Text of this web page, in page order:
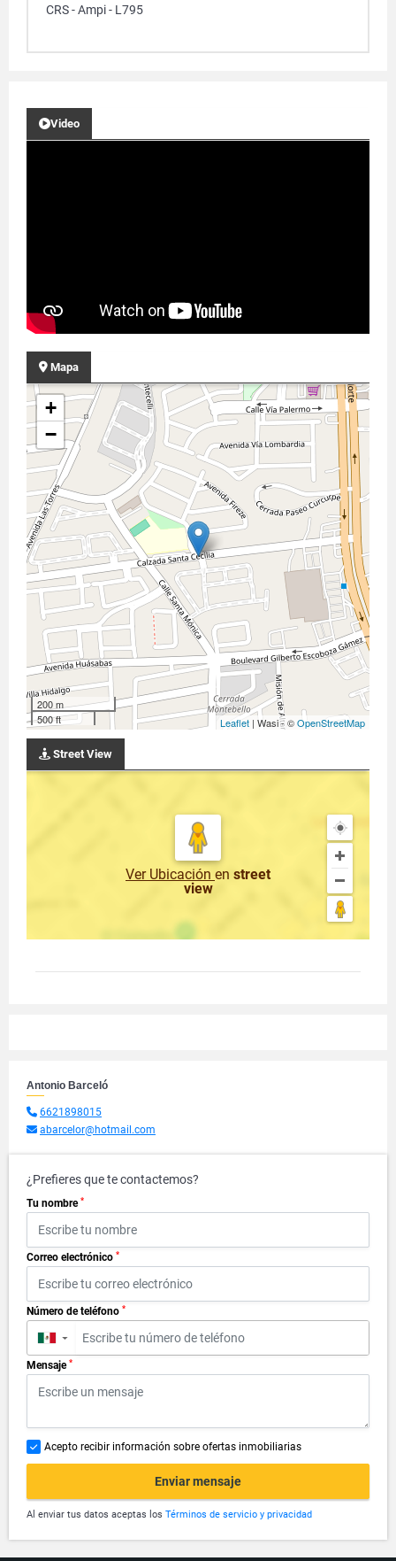
CRS - Ampi - L795
Video
Mapa
+
−
200 m
500 ft
Leaflet | Wasi - ©OpenStreetMap
Street View
Ver Ubicación en street
view
Antonio Barceló
6621898015
abarcelor@hotmail.com
¿Prefieres que te contactemos?
Tu nombre *
Correo electrónico *
Número de teléfono *
▼
Mensaje *
Acepto recibir información sobre ofertas inmobiliarias
Enviar mensaje
Al enviar tus datos aceptas los Términos de servicio y privacidad